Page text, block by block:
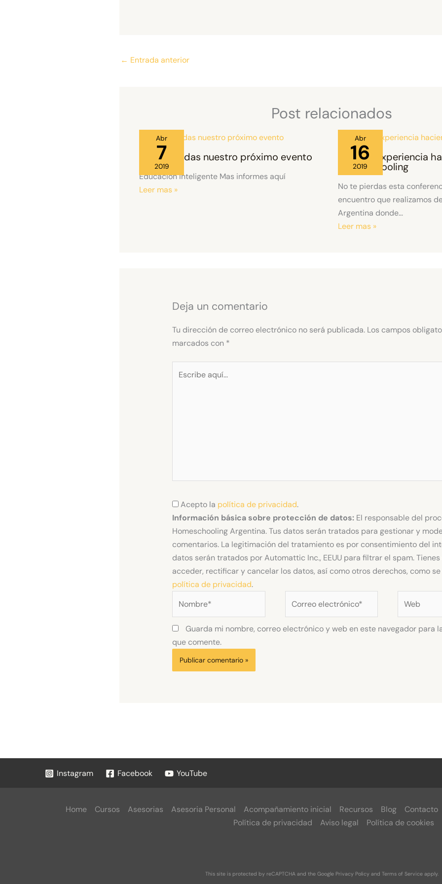
← Entrada anterior
Post relacionados
Abr
7
2019
No te pierdas nuestro próximo evento
Educación Inteligente Mas informes aquí
Leer mas »
Abr
16
2019
Nuestra Experiencia
Homeschooling
No te pierdas esta
encuentro que realizamos
Argentina donde…
Leer mas »
Deja un comentario
Tu dirección de correo electrónico no será publicada. Los campos
marcados con *
aquí...
Acepto la política de privacidad.
Información básica sobre protección de datos: El responsable del
Homeschooling Argentina. Tus datos serán tratados para gestionar y
comentarios. La legitimación del tratamiento es por consentimiento del
datos serán tratados por Automattic Inc., EEUU para filtrar el spam.
acceder, rectificar y cancelar los datos, así como otros derechos, como
política de privacidad.
electrónico*
Guarda mi nombre, correo electrónico y web en este navegador para
que comente.
Instagram Facebook YouTube
Home Cursos Asesorias Asesoria Personal Acompañamiento inicial Recursos Blog Contacto
Política de privacidad
Aviso legal Política de cookies
This site is protected by reCAPTCHA and the Google Privacy Policyand Terms of Serviceapply.